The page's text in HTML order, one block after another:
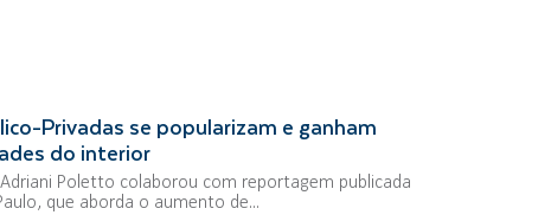
Privadas se popularizam e ganham
do interior
Poletto colaborou com reportagem publicada
que aborda o aumento de...